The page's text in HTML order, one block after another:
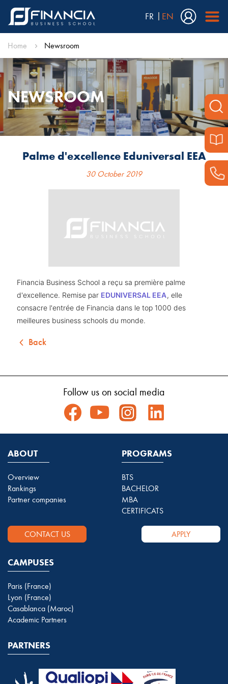
FR EN
Home Newsroom
NEWSROOM
Palme d'excellence Eduniversal EEA
30 October 2019
Financia Business School a reçu sa première palme
d'excellence. Remise par EDUNIVERSAL EEA, elle
consacre l'entrée de Financia dans le top 1000 des
meilleures business schools du monde.
Back
Follow us on social media
ABOUT
Overview
Rankings
Partner companies
PROGRAMS
BTS
BACHELOR
MBA
CERTIFICATS
CONTACT US APPLY
CAMPUSES
Paris (France)
Lyon (France)
Casablanca (Maroc)
Academic Partners
PARTNERS